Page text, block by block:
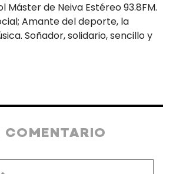
Máster de Neiva Estéreo 93.8FM.
Amante del deporte, la
Soñador, solidario, sencillo y